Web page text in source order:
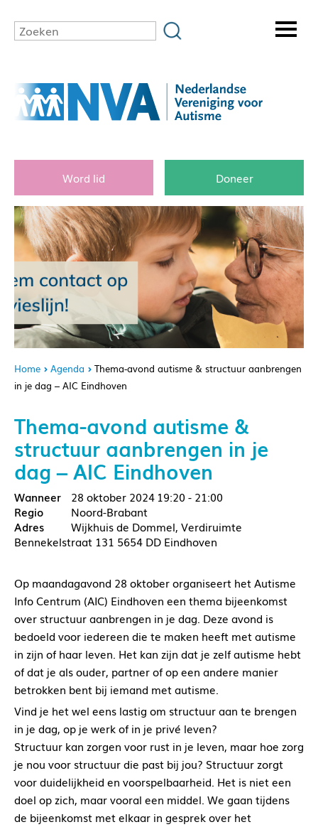
Word lid Doneer
Home Agenda
Thema-avond autisme & structuur aanbrengen
in je dag – AIC Eindhoven
Thema-avond autisme &
structuur aanbrengen in je
dag – AIC Eindhoven
28 oktober 2024 19:20 - 21:00
Noord-Brabant
Wijkhuis de Dommel, Verdiruimte
Bennekelstraat 131 5654 DD Eindhoven
Op maandagavond 28 oktober organiseert het Autisme
Info Centrum (AIC) Eindhoven een thema bijeenkomst
over structuur aanbrengen in je dag. Deze avond is
bedoeld voor iedereen die te maken heeft met autisme
in zijn of haar leven. Het kan zijn dat je zelf autisme hebt
of dat je als ouder, partner of op een andere manier
betrokken bent bij iemand met autisme.
Vind je het wel eens lastig om structuur aan te brengen
in je dag, op je werk of in je privé leven?
Structuur kan zorgen voor rust in je leven, maar hoe zorg
je nou voor structuur die past bij jou? Structuur zorgt
voor duidelijkheid en voorspelbaarheid. Het is niet een
doel op zich, maar vooral een middel. We gaan tijdens
de bijeenkomst met elkaar in gesprek over het